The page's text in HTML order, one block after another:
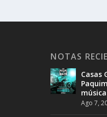
NOTAS
Casas
Ago 7,